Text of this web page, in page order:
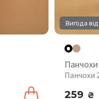
Вигода
Панчохи
Панчохи
259 ₴